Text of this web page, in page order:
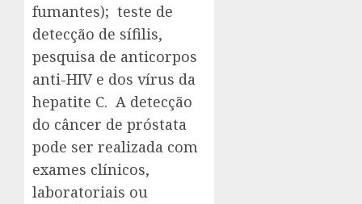
fumantes); teste de
detecção de sífilis,
pesquisa de anticorpos
anti-HIV e dos vírus da
hepatite C. A detecção
do câncer de próstata
pode ser realizada com
exames clínicos,
laboratoriais ou